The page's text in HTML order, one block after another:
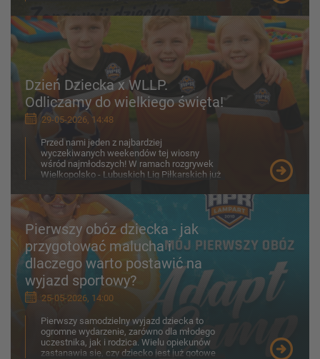
Dzień Dziecka x WLLP.
Odliczamy do wielkiego święta!
29-05-2026, 14:48
Przed nami jeden z najbardziej
wyczekiwanych weekendów tej wiosny
wśród najmłodszych! W ramach rozgrywek
Wielkopolsko - Lubuskich Lig Piłkarskich już
Pierwszy obóz dziecka - jak
przygotować malucha i
dlaczego warto postawić na
wyjazd sportowy?
25-05-2026, 14:00
Pierwszy samodzielny wyjazd dziecka to
ogromne wydarzenie, zarówno dla młodego
uczestnika, jak i rodzica. Wielu opiekunów
zastanawia się, czy dziecko jest już gotowe